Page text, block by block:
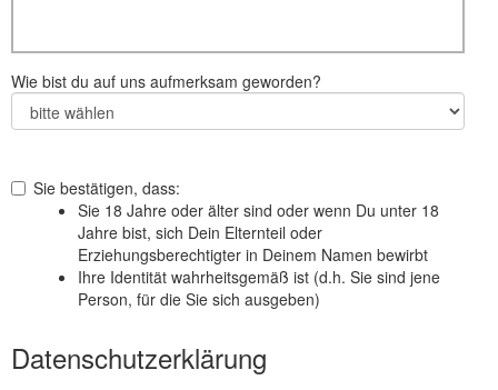
Wie bist du auf uns aufmerksam geworden?
Sie bestätigen, dass:
Sie 18 Jahre oder älter sind oder wenn Du unter 18
Jahre bist, sich Dein Elternteil oder
Erziehungsberechtigter in Deinem Namen bewirbt
Ihre Identität wahrheitsgemäß ist (d.h. Sie sind jene
Person, für die Sie sich ausgeben)
Datenschutzerklärung